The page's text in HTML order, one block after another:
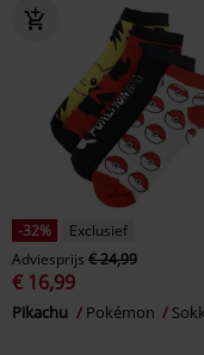
-32%
Exclusief
Adviesprijs € 24,99
€ 16,99
Pikachu Pokémon